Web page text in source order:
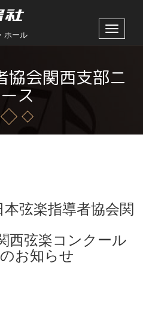
ホール
Toggle
協会関西支部ニ
ス
弦楽指導者協会関
西弦楽コンクール
お知らせ